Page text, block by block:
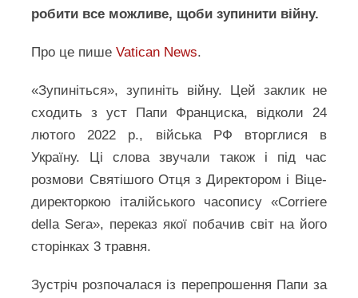
робити все можливе, щоби зупинити війну.
Про це пишеVatican News.
«Зупиніться», зупиніть війну. Цей заклик не
сходить з уст Папи Франциска, відколи 24
лютого 2022 р., війська РФ вторглися в
Україну. Ці слова звучали також і під час
розмови Святішого Отця з Директором і Віце-
директоркою італійського часопису «Corriere
della Sera», переказ якої побачив світ на його
сторінках 3 травня.
Зустріч розпочалася із перепрошення Папи за